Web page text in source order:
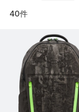
40件